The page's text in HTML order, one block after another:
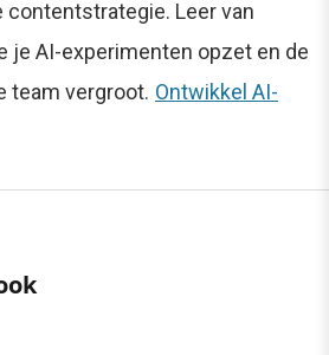
contentstrategie. Leer van
je AI-experimenten opzet en de
team vergroot. Ontwikkel AI-